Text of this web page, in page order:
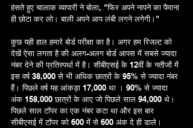
हंसते हुए चालाक व्यापारी ने बोला, "फिर अपने नापने का पैमाना
ही छोटा कर लो। बाली अपने आप लंबी लगने लगेगी।"
कुछ यही हाल हमारे बोर्ड परीक्षा का है। अगर हम रिजल्ट को
देखें ऐसा लगता है की अलग-अलग बोर्ड आपस में सबसे ज्यादा
नंबर देने की प्रतिस्पर्धा में है। सीबीएसई के 12वीं के नतीजों में
इस वर्ष 38,000 से भी अधिक छात्रों के 95% से ज्यादा नंबर
हैं। पिछले वर्ष यह आंकड़ा 17,000 था । 90% से ज्यादा
अंक 158,000 छात्रों के आए जो पिछले साल 94,000 थे।
पिछले साल टॉपर का एक नंबर कटा था और इस बार
सीबीएसई में टॉपर को 600 में से 600 अंक दे ही डाले।